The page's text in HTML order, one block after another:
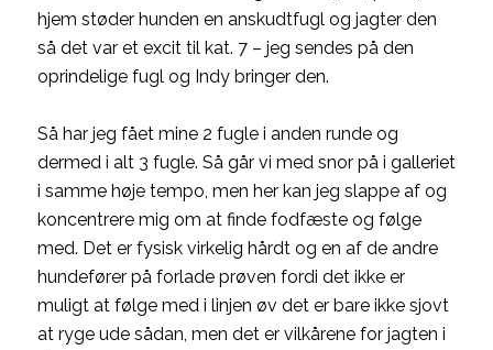
hjem støder hunden en anskudtfugl og jagter den
så det var et excit til kat. 7 – jeg sendes på den
oprindelige fugl og Indy bringer den.
Så har jeg fået mine 2 fugle i anden runde og
dermed i alt 3 fugle. Så går vi med snor på i galleriet
i samme høje tempo, men her kan jeg slappe af og
koncentrere mig om at finde fodfæste og følge
med. Det er fysisk virkelig hårdt og en af de andre
hundefører på forlade prøven fordi det ikke er
muligt at følge med i linjen øv det er bare ikke sjovt
at ryge ude sådan, men det er vilkårene for jagten i